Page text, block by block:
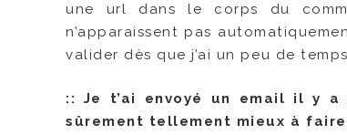
une url dans le corps du
n’apparaissent pas
valider dès que j’ai un peu de
:: Je t’ai envoyé un email il y
sûrement tellement mieux à